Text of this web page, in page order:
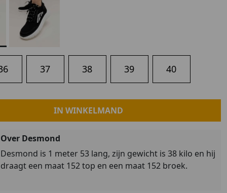
MID SEASON-SALE KIDS
37 38 39 40
IN WINKELMAND
Over Desmond
Desmond is 1 meter 53 lang, zijn gewicht is 38 kilo en hij
draagt een maat 152 top en een maat 152 broek.